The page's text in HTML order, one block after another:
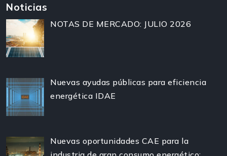
Noticias
NOTAS DE MERCADO: JULIO 2026
Nuevas ayudas públicas para eficiencia
energética IDAE
Nuevas oportunidades CAE para la